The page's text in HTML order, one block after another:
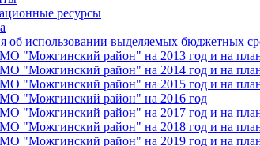
ресурсы
об использовании выделяемых бюджетных
"Можгинский район" на 2013 год и на
"Можгинский район" на 2014 год и на
"Можгинский район" на 2015 год и на
"Можгинский район" на 2016 год
"Можгинский район" на 2017 год и на
"Можгинский район" на 2018 год и на
"Можгинский район" на 2019 год и на